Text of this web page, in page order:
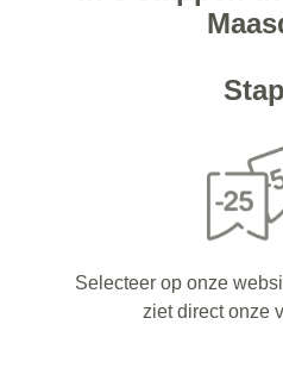
Selecteer op onze
ziet direct onze